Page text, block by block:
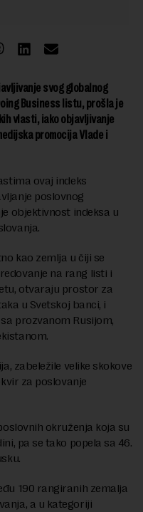
svog globalnog
Business listu, prošla je
vlasti, iako objavljivanje
promocija Vlade i
ovaj indeks
poslovnog
objektivnost indeksa u
kao zemlja u čiji se
na rang listi i
otvaraju prostor za
u Svetskoj banci, i
prozvanom Rusijom,
zabeležile velike skokove
za poslovanje
okruženja koja su
pa se tako popela sa 46.
190 rangiranih zemalja
a u kategoriji